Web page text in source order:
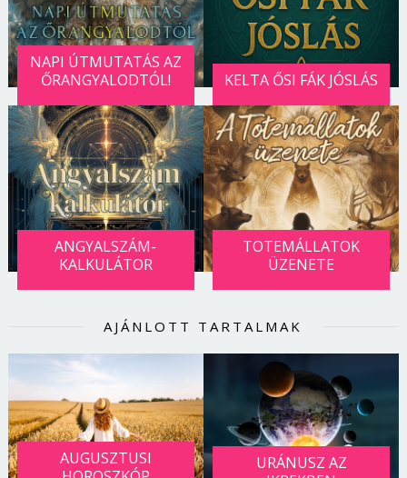
NAPI ÚTMUTATÁS AZ
ŐRANGYALODTÓL!
KELTA ŐSI FÁK JÓSLÁS
ANGYALSZÁM-
KALKULÁTOR
TOTEMÁLLATOK
ÜZENETE
AJÁNLOTT TARTALMAK
AUGUSZTUSI
URÁNUSZ AZ